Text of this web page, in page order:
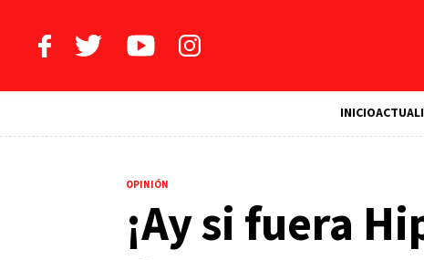
INICIO
OPINIÓN
¡Ay si fuera